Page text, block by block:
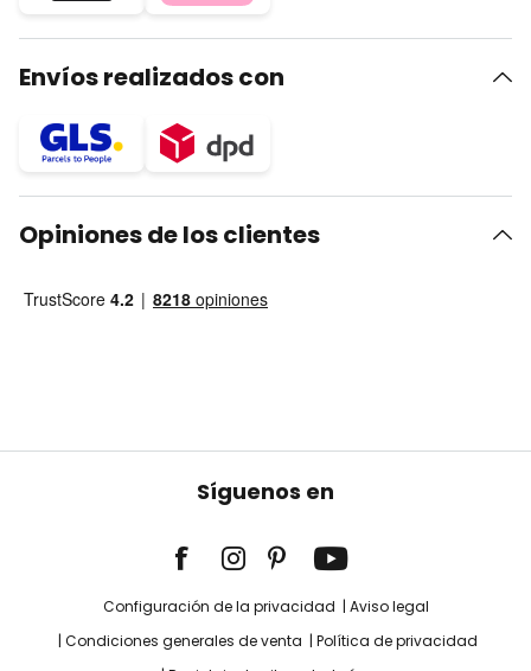
Envíos realizados con
Opiniones de los clientes
Síguenos en
Configuración de la privacidad
Aviso legal
Condiciones generales de venta
Política de privacidad